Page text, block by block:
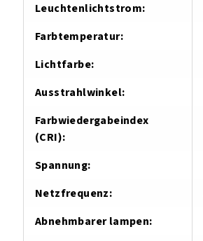
Leuchtenlichtstrom:
Farbtemperatur:
Lichtfarbe:
Ausstrahlwinkel:
Farbwiedergabeindex
(CRI):
Spannung:
Netzfrequenz:
Abnehmbarer lampen: